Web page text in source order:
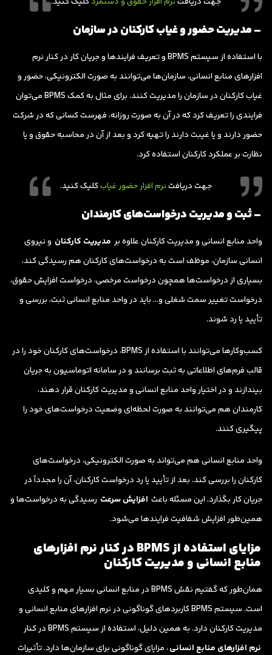
– مدیریت حضور و غیاب کارکنان در سازمان
با استفاده از سیستم BPMS و تعریف فرایندها و جریان کار در کنار نرم
افزارهای منابع انسانی، سازمان‌ها می‌توانند به صورت الکترونیکی، حضور و
غیاب کارکنان در سازمان را مدیریت کنند. برای مثال به کمک BPMS می‌توان
فرایندی را تعریف کرد که در آن به صورت روزانه، فهرست کسانی که در شرکت
حضور دارند و یا غیبت دارند را تهیه کرد و بعد از آن در محاسبه حقوق و یا
نظارت بر عملکرد کارکنان استفاده کرد.
جهت دریافتنرم افزار حضور غیابکلیک کنید.
– ثبت و مدیریت درخواست‌های کارمندان
واحد منابع انسانی و مدیریت کارکنان علاوه بر مدیریت کارکنان و نیروی
انسانی سازمان، موظف است به درخواست‌های کارکنان هم رسیدگی کند،
بسیاری از درخواست‌ها همچون درخواست مرخصی، درخواست افزایش حقوق،
درخواست تغییر سمت شغلی و… باید در واحد منابع انسانی ثبت، بررسی و
تأیید یا رد شوند.
کسب‌وکارها می‌توانند با استفاده از BPMS، درخواست‌های کارکنان خود را در
قالب فرم‌های اطلاعاتی به ثبت برسانند و در سامانه اتوماسیون به جریان
بیندازند و در اختیار واحد منابع انسانی و مدیریت کارکنان قرار دهند،
کارمندان هم می‌توانند به صورت لحظه‌ای وضعیت درخواست‌های خود را
پیگیری کنند.
واحد منابع انسانی هم می‌تواند به صورت الکترونیکی، درخواست‌های
کارکنان را بررسی کند. بعد از تأیید یا رد درخواست کارکنان، آن را مجدداً در
جریان کار بگذارد. این مسئله باعث افزایش سرعت رسیدگی به درخواست‌ها و
همین‌طور افزایش شفافیت فرایندها می‌شود.
مزایای استفاده از BPMS در کنار نرم افزارهای
منابع انسانی و مدیریت کارکنان
همان‌طور که گفتیم نقش BPMS در منابع انسانی بسیار مهم و کلیدی
است. سیستم BPMS کاربردهای گوناگونی در نرم افزارهای منابع انسانی و
مدیریت کارکنان دارد. به همین دلیل، استفاده از سیستم BPMS در کنار
نرم افزارهای منابع انسانی، مزایای گوناگونی برای سازمان‌ها دارد. تأثیرات